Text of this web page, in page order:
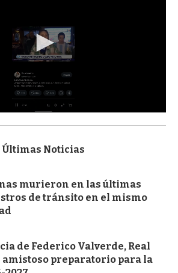
Últimas Noticias
murieron en las últimas
de tránsito en el mismo
de Federico Valverde, Real
amistoso preparatorio para la